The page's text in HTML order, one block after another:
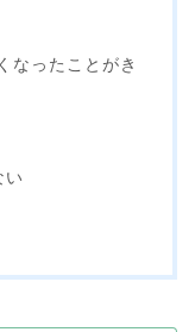
なったことがき
い